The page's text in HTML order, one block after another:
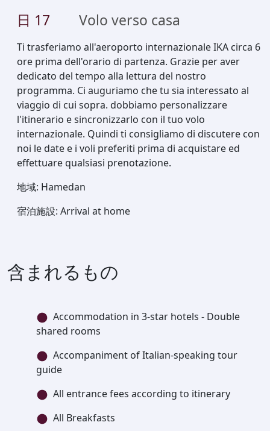
日 17 Volo verso casa
Ti trasferiamo all'aeroporto internazionale IKA circa 6
ore prima dell'orario di partenza. Grazie per aver
dedicato del tempo alla lettura del nostro
programma. Ci auguriamo che tu sia interessato al
viaggio di cui sopra. dobbiamo personalizzare
l'itinerario e sincronizzarlo con il tuo volo
internazionale. Quindi ti consigliamo di discutere con
noi le date e i voli preferiti prima di acquistare ed
effettuare qualsiasi prenotazione.
地域: Hamedan
宿泊施設: Arrival at home
含まれるもの
Accommodation in 3-star hotels - Double
shared rooms
Accompaniment of Italian-speaking tour
guide
All entrance fees according to itinerary
All Breakfasts